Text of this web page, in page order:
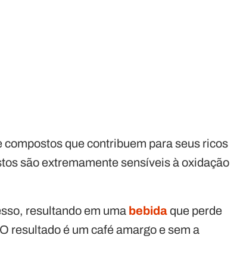
que contribuem para seus ricos
são extremamente sensíveis à oxidação
resultando em uma bebidaque perde
resultado é um café amargo e sem a